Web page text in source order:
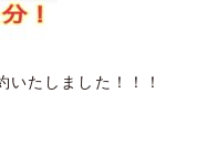
たしました！！！